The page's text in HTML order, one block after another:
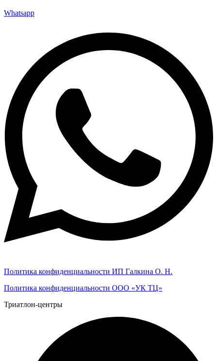
Whatsapp
Политика конфиденциальности ИП Галкина О. Н.
Политика конфиденциальности ООО «УК ТЦ»
Триатлон-центры